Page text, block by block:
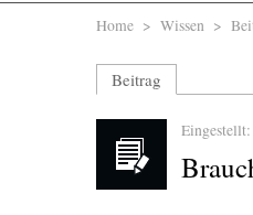
Sie sind
Home > Wissen >
Beitrag